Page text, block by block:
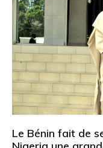
Le Bénin fait de